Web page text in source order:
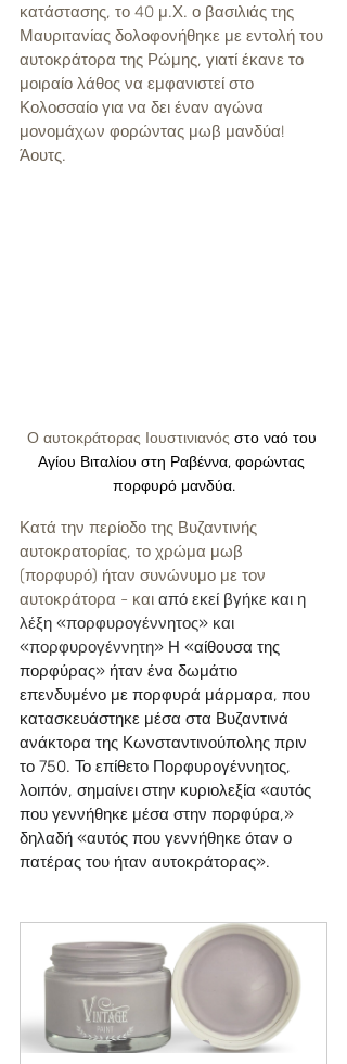
κατάστασης, το 40 μ.Χ. ο βασιλιάς της
Μαυριτανίας δολοφονήθηκε με εντολή του
αυτοκράτορα της Ρώμης, γιατί έκανε το
μοιραίο λάθος να εμφανιστεί στο
Κολοσσαίο για να δει έναν αγώνα
μονομάχων φορώντας μωβ μανδύα!
Άουτς.
Ο αυτοκράτορας Ιουστινιανός στο ναό του
Αγίου Βιταλίου στη Ραβέννα, φορώντας
πορφυρό μανδύα.
Κατά την περίοδο της Βυζαντινής
αυτοκρατορίας, το χρώμα μωβ
(πορφυρό) ήταν συνώνυμο με τον
αυτοκράτορα - και από εκεί βγήκε και η
λέξη «πορφυρογέννητος» και
«πορφυρογέννητη» Η «αίθουσα της
πορφύρας» ήταν ένα δωμάτιο
επενδυμένο με πορφυρά μάρμαρα, που
κατασκευάστηκε μέσα στα Βυζαντινά
ανάκτορα της Κωνσταντινούπολης πριν
το 750. Το επίθετο Πορφυρογέννητος,
λοιπόν, σημαίνει στην κυριολεξία «αυτός
που γεννήθηκε μέσα στην πορφύρα,»
δηλαδή «αυτός που γεννήθηκε όταν ο
πατέρας του ήταν αυτοκράτορας».